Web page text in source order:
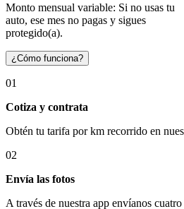
Monto mensual variable: Si no usas tu
auto, ese mes no pagas y sigues
protegido(a).
¿Cómo funciona?
01
Cotiza y contrata
Obtén tu tarifa por km recorrido en
02
Envía las fotos
A través de nuestra app envíanos